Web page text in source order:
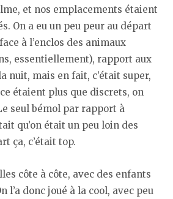
et nos emplacements étaient
On a eu un peu peur au départ
à l’enclos des animaux
essentiellement), rapport aux
nuit, mais en fait, c’était super,
étaient plus que discrets, on
seul bémol par rapport à
qu’on était un peu loin des
ça, c’était top.
côte à côte, avec des enfants
l’a donc joué à la cool, avec peu